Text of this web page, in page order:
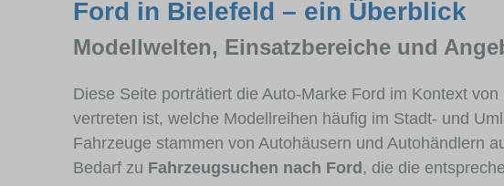
Ford in Bielefeld – ein Überblick
Modellwelten, Einsatzbereiche und
Diese Seite porträtiert die Auto-Marke Ford im Kontext
vertreten ist, welche Modellreihen häufig im Stadt- und
Fahrzeuge stammen von Autohäusern und Autohändlern
Bedarf zu Fahrzeugsuchen nach Ford, die die